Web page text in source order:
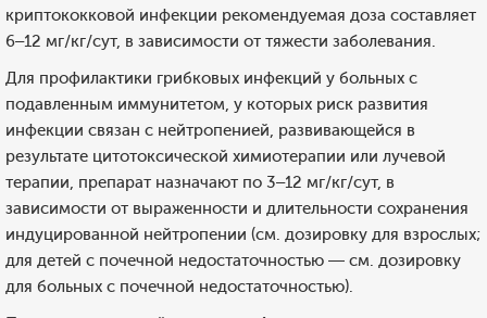
криптококковой инфекции рекомендуемая доза составляет
6–12 мг/кг/сут, в зависимости от тяжести заболевания.
Для профилактики грибковых инфекций у больных с
подавленным иммунитетом, у которых риск развития
инфекции связан с нейтропенией, развивающейся в
результате цитотоксической химиотерапии или лучевой
терапии, препарат назначают по 3–12 мг/кг/сут, в
зависимости от выраженности и длительности сохранения
индуцированной нейтропении (см. дозировку для взрослых;
для детей с почечной недостаточностью — см. дозировку
для больных с почечной недостаточностью).